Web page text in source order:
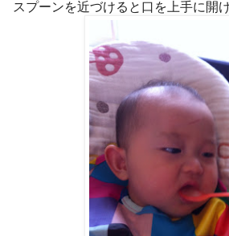
スプーンを近づけると口を上手に開